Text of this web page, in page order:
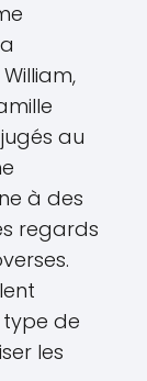
au
à des
regards
de
les